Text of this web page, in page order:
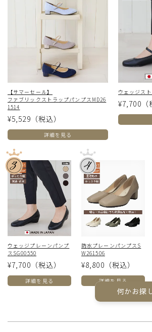
【サマーセール】
ファブリックストラップパンプスMD26
1514
¥5,529 （税込）
詳細を見る
ウェッジス
¥7,700
ウェッジプレーンパンプ
スSG00550
¥7,700 （税込）
詳細を見る
防水プレーンパンプスS
W261506
¥8,800 （税込）
詳細を見る
何かお探